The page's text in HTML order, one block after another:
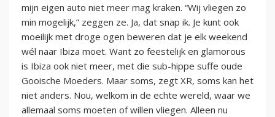
mijn eigen auto niet meer mag kraken. “Wij vliegen zo
min mogelijk,” zeggen ze. Ja, dat snap ik. Je kunt ook
moeilijk met droge ogen beweren dat je elk weekend
wél naar Ibiza moet. Want zo feestelijk en glamorous
is Ibiza ook niet meer, met die sub-hippe suffe oude
Gooische Moeders. Maar soms, zegt XR, soms kan het
niet anders. Nou, welkom in de echte wereld, waar we
allemaal soms moeten of willen vliegen. Alleen nu